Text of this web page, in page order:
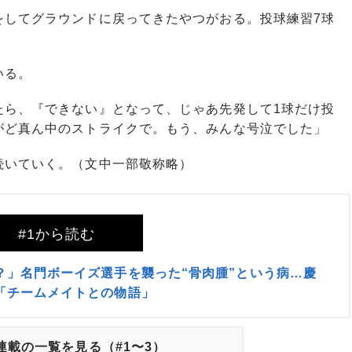
てグラウンドに戻ってきたやつがおる。投球練習7球
。
、『できない』となって、じゃあ先発して1球だけ投
真ん中のストライクで。もう、みんな号泣でした」
ていく。（文中一部敬称略）
#1から読む
」名門ボーイズ選手を襲った“骨肉腫”という病…慶
ームメイトとの物語」
載の一覧を見る（#1〜3）